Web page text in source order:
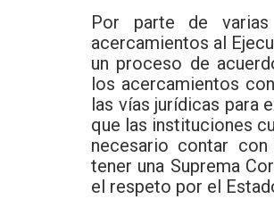
Por parte de varias
acercamientos al
un proceso de
los acercamientos
las vías jurídicas para
que las instituciones
necesario contar
tener una Suprema
el respeto por el